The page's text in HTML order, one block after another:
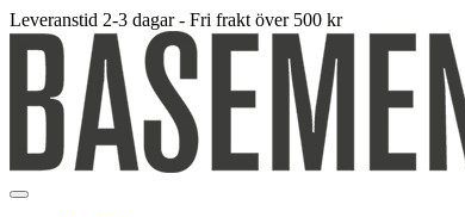
Leveranstid 2-3 dagar - Fri frakt över 500 kr